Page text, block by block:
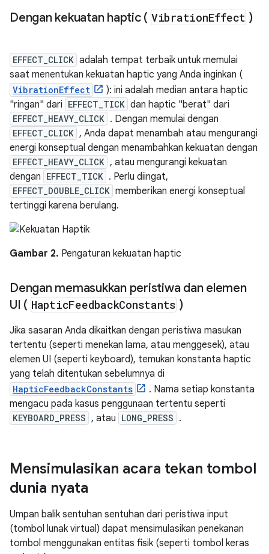
Dengan kekuatan haptic ( VibrationEffect )
EFFECT_CLICK adalah tempat terbaik untuk memulai
saat menentukan kekuatan haptic yang Anda inginkan (
VibrationEffect
): ini adalah median antara haptic
"ringan" dari EFFECT_TICK dan haptic "berat" dari
EFFECT_HEAVY_CLICK . Dengan memulai dengan
EFFECT_CLICK , Anda dapat menambah atau mengurangi
energi konseptual dengan menambahkan kekuatan dengan
EFFECT_HEAVY_CLICK , atau mengurangi kekuatan
dengan EFFECT_TICK . Perlu diingat,
EFFECT_DOUBLE_CLICK memberikan energi konseptual
tertinggi karena berulang.
Gambar 2. Pengaturan kekuatan haptic
Dengan memasukkan peristiwa dan elemen
UI ( HapticFeedbackConstants )
Jika sasaran Anda dikaitkan dengan peristiwa masukan
tertentu (seperti menekan lama, atau menggesek), atau
elemen UI (seperti keyboard), temukan konstanta haptic
yang telah ditentukan sebelumnya di
HapticFeedbackConstants
. Nama setiap konstanta
mengacu pada kasus penggunaan tertentu seperti
KEYBOARD_PRESS , atau LONG_PRESS .
Mensimulasikan acara tekan tombol
dunia nyata
Umpan balik sentuhan sentuhan dari peristiwa input
(tombol lunak virtual) dapat mensimulasikan penekanan
tombol menggunakan entitas fisik (seperti tombol keras